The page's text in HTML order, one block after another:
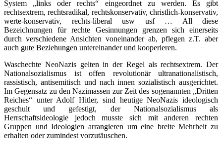
System „links oder rechts“ eingeordnet zu werden. Es gibt
rechtsextrem, rechtsradikal, rechtskonservativ, christlich-konservativ,
werte-konservativ, rechts-liberal usw usf … All diese
Bezeichnungen für rechte Gesinnungen grenzen sich einerseits
durch verschiedene Ansichten voneinander ab, pflegen z.T. aber
auch gute Beziehungen untereinander und kooperieren.
Waschechte NeoNazis gelten in der Regel als rechtsextrem. Der
Nationalsozialismus ist offen revolutionär ultranationalistisch,
rassistisch, antisemitisch und nach innen sozialistisch ausgerichtet.
Im Gegensatz zu den Nazimassen zur Zeit des sogenannten „Dritten
Reiches“ unter Adolf Hitler, sind heutige NeoNazis ideologisch
geschult und gefestigt, der Nationalsozialismus als
Herrschaftsideologie jedoch musste sich mit anderen rechten
Gruppen und Ideologien arrangieren um eine breite Mehrheit zu
erhalten oder zumindest vorzutäuschen.